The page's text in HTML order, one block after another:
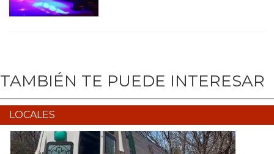
TAMBIÉN TE PUEDE INTERESAR
LOCALES